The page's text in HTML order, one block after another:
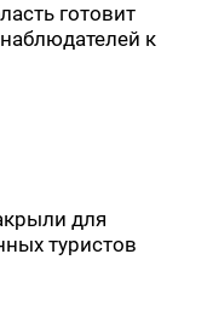
готовит
к
для
туристов